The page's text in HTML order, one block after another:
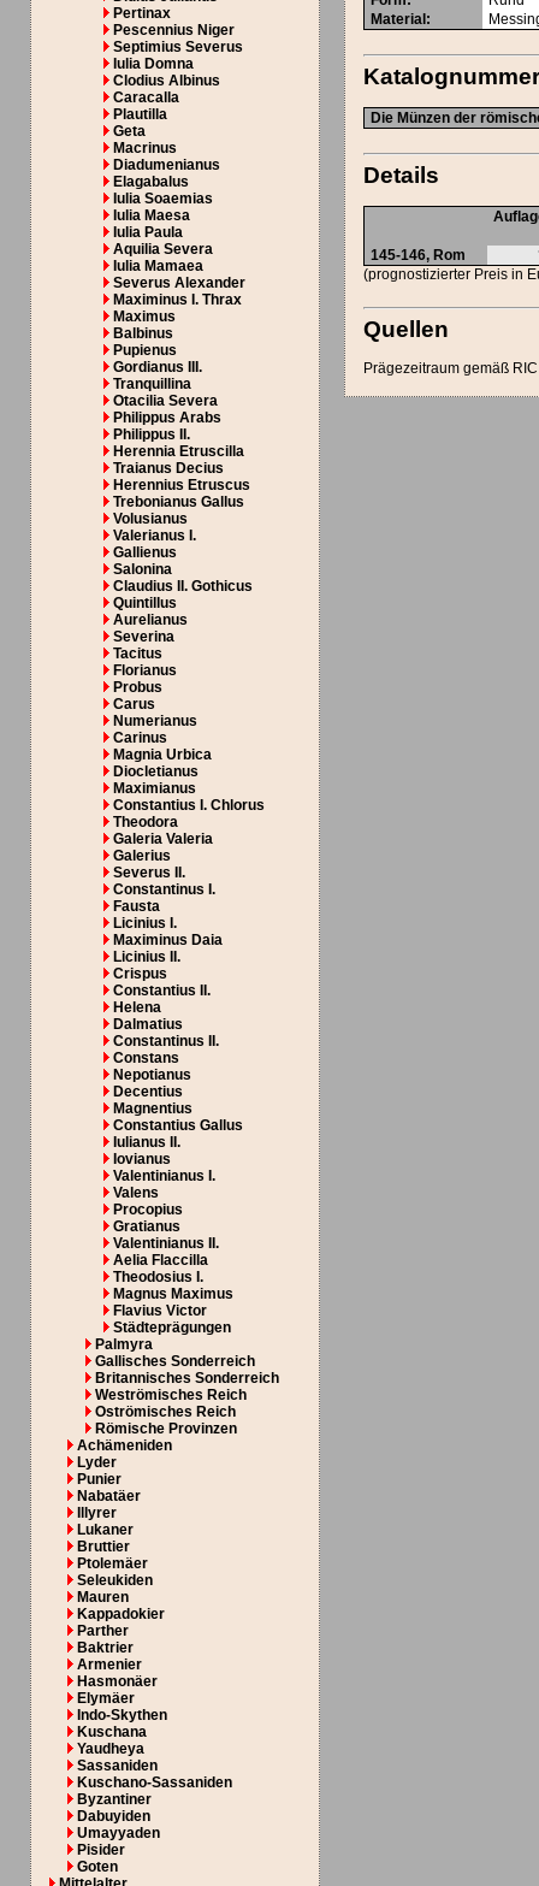
Pertinax
Pescennius Niger
Septimius Severus
Iulia Domna
Clodius Albinus
Caracalla
Plautilla
Geta
Macrinus
Diadumenianus
Elagabalus
Iulia Soaemias
Iulia Maesa
Iulia Paula
Aquilia Severa
Iulia Mamaea
Severus Alexander
Maximinus I. Thrax
Maximus
Balbinus
Pupienus
Gordianus III.
Tranquillina
Otacilia Severa
Philippus Arabs
Philippus II.
Herennia Etruscilla
Traianus Decius
Herennius Etruscus
Trebonianus Gallus
Volusianus
Valerianus I.
Gallienus
Salonina
Claudius II. Gothicus
Quintillus
Aurelianus
Severina
Tacitus
Florianus
Probus
Carus
Numerianus
Carinus
Magnia Urbica
Diocletianus
Maximianus
Constantius I. Chlorus
Theodora
Galeria Valeria
Galerius
Severus II.
Constantinus I.
Fausta
Licinius I.
Maximinus Daia
Licinius II.
Crispus
Constantius II.
Helena
Dalmatius
Constantinus II.
Constans
Nepotianus
Decentius
Magnentius
Constantius Gallus
Iulianus II.
Iovianus
Valentinianus I.
Valens
Procopius
Gratianus
Valentinianus II.
Aelia Flaccilla
Theodosius I.
Magnus Maximus
Flavius Victor
Städteprägungen
Palmyra
Gallisches Sonderreich
Britannisches Sonderreich
Weströmisches Reich
Oströmisches Reich
Römische Provinzen
Achämeniden
Lyder
Punier
Nabatäer
Illyrer
Lukaner
Bruttier
Ptolemäer
Seleukiden
Mauren
Kappadokier
Parther
Baktrier
Armenier
Hasmonäer
Elymäer
Indo-Skythen
Kuschana
Yaudheya
Sassaniden
Kuschano-Sassaniden
Byzantiner
Dabuyiden
Umayyaden
Pisider
Goten
Material :
Die Münzen der
Details
145-146, Rom
(prognostizierter Preis in
Quellen
Prägezeitraum gemäß